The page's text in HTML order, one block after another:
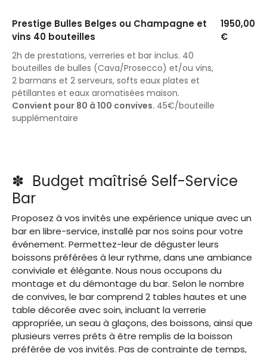
Prestige Bulles Belges ou Champagne et
vins 40 bouteilles
1950,00
€
2h de prestations, verreries et bar inclus. 40
bouteilles de bulles (Cava/Prosecco) et/ou vins,
2 barmans et 2 serveurs, softs eaux plates et
pétillantes et eaux aromatisées maison.
Convient pour 80 à 100 convives. 45€/bouteille
supplémentaire
✽ Budget maîtrisé Self-Service
Bar
Proposez à vos invités une expérience unique avec un
bar en libre-service, installé par nos soins pour votre
événement. Permettez-leur de déguster leurs
boissons préférées à leur rythme, dans une ambiance
conviviale et élégante. Nous nous occupons du
montage et du démontage du bar. Selon le nombre
de convives, le bar comprend 2 tables hautes et une
table décorée avec soin, incluant la verrerie
appropriée, un seau à glaçons, des boissons, ainsi que
plusieurs verres prêts à être remplis de la boisson
préférée de vos invités. Pas de contrainte de temps,